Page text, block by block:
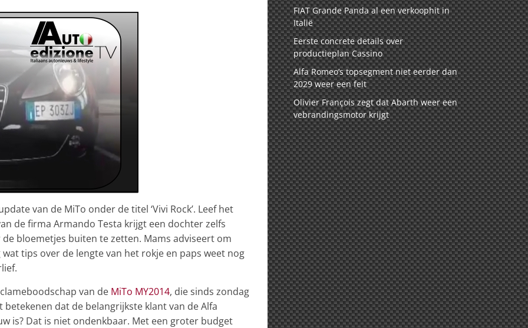
van de MiTo onder de titel ‘Vivi Rock’. Leef het
de firma Armando Testa krijgt een dochter zelfs
bloemetjes buiten te zetten. Mams adviseert om
tips over de lengte van het rokje en paps weet nog
van de MiTo MY2014, die sinds zondag
dat de belangrijkste klant van de Alfa
is? Dat is niet ondenkbaar. Met een groter budget
FIAT Grande Panda al een verkoophit in
Italië
Eerste concrete details over
productieplan Cassino
Alfa Romeo’s topsegment niet eerder dan
2029 weer een feit
Olivier François zegt dat Abarth weer een
vebrandingsmotor krijgt